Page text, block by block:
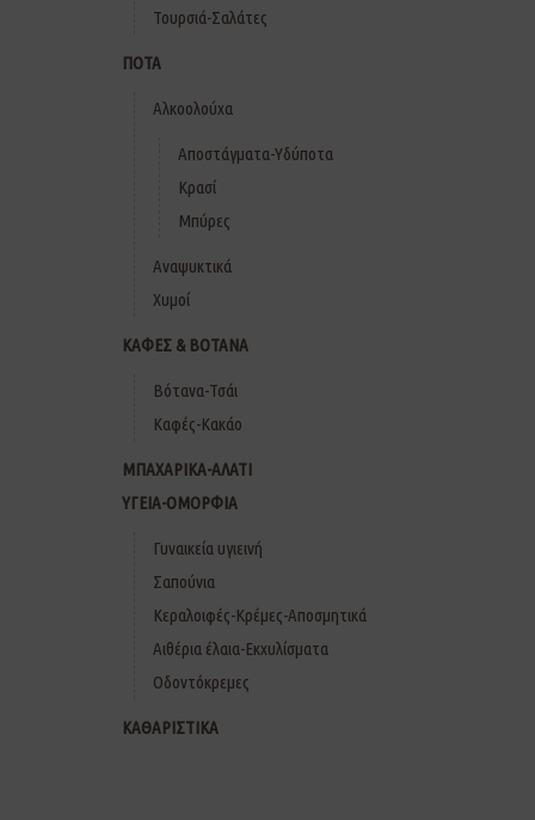
Τουρσιά-Σαλάτες
ΠΟΤΑ
Αλκοολούχα
Αποστάγματα-Υδύποτα
Κρασί
Μπύρες
Αναψυκτικά
Χυμοί
ΚΑΦΕΣ & ΒΟΤΑΝΑ
Βότανα-Τσάι
Καφές-Κακάο
ΜΠΑΧΑΡΙΚΑ-ΑΛΑΤΙ
ΥΓΕΙΑ-ΟΜΟΡΦΙΑ
Γυναικεία υγιεινή
Σαπούνια
Κεραλοιφές-Κρέμες-Αποσμητικά
Αιθέρια έλαια-Εκχυλίσματα
Οδοντόκρεμες
ΚΑΘΑΡΙΣΤΙΚΑ